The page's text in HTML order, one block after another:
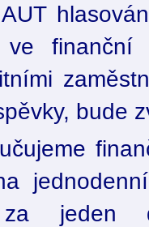
ve
bude
jeden